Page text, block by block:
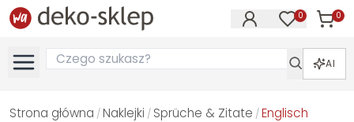
0 0
AI
Strona główna / Naklejki / Sprüche & Zitate /Englisch